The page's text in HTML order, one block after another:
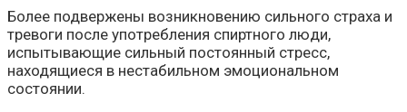
Более подвержены возникновению сильного страха и
тревоги после употребления спиртного люди,
испытывающие сильный постоянный стресс,
находящиеся в нестабильном эмоциональном
состоянии.